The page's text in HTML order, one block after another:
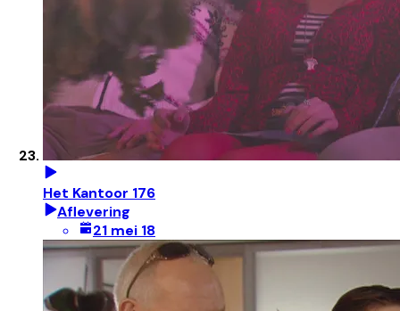
Het Kantoor 176
Aflevering
21 mei 18